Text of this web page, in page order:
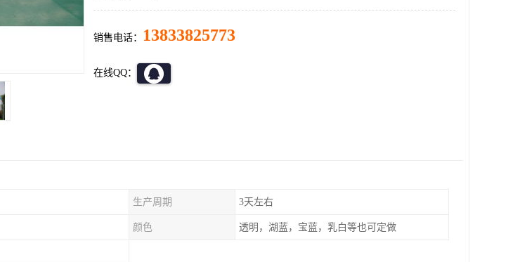
销售电话： 13833825773
在线QQ：
生产周期 3天左右
颜色 透明，湖蓝，宝蓝，乳白等也可定做